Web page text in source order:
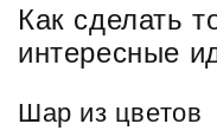
Как сделать
интересные
Шар из цветов